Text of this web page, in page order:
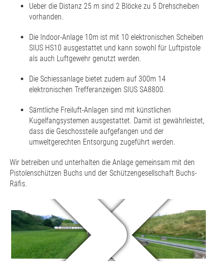
Ueber die Distanz 25 m sind 2 Blöcke zu 5 Drehscheiben
vorhanden.
Die Indoor-Anlage 10m ist mit 10 elektronischen Scheiben
SIUS HS10 ausgestattet und kann sowohl für Luftpistole
als auch Luftgewehr genutzt werden.
Die Schiessanlage bietet zudem auf 300m 14
elektronischen Trefferanzeigen SIUS SA8800.
Sämtliche Freiluft-Anlagen sind mit künstlichen
Kugelfangsystemen ausgestattet. Damit ist gewährleistet,
dass die Geschossteile aufgefangen und der
umweltgerechten Entsorgung zugeführt werden.
Wir betreiben und unterhalten die Anlage gemeinsam mit den
Pistolenschützen Buchs und der Schützengesellschaft Buchs-
Räfis.